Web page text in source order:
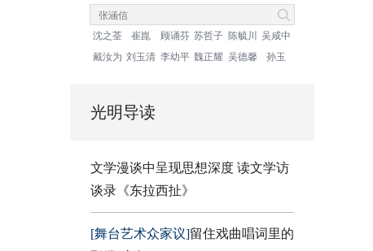
沈之荃 崔崑 顾诵芬 苏哲子 陈毓川
吴咸中
戴汝为 刘玉清 李幼平 魏正耀 吴德馨 孙玉
光明导读
文学漫谈中呈现思想深度 读文学访
谈录《东拉西扯》
[舞台艺术众家议]留住戏曲唱词里的